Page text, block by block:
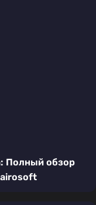
Полный обзор